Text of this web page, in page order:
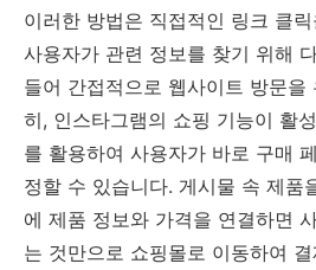
이러한 방법은 직접적인 링크 클
사용자가 관련 정보를 찾기 위해
들어 간접적으로 웹사이트 방문을
히, 인스타그램의 쇼핑 기능이 활
를 활용하여 사용자가 바로 구매
정할 수 있습니다. 게시물 속 제품
에 제품 정보와 가격을 연결하면
는 것만으로 쇼핑몰로 이동하여